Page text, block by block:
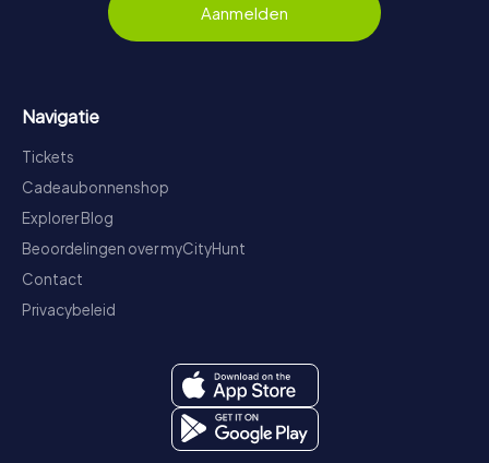
Aanmelden
Navigatie
Tickets
Cadeaubonnenshop
Explorer Blog
Beoordelingen over myCityHunt
Contact
Privacybeleid